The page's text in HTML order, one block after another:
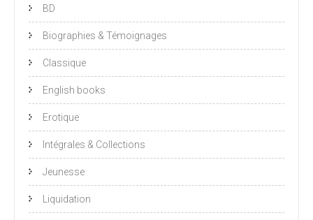
BD
Biographies & Témoignages
Classique
English books
Erotique
Intégrales & Collections
Jeunesse
Liquidation